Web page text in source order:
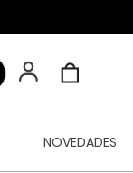
NOVEDADES